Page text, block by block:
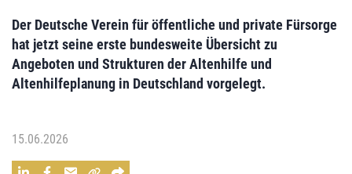
Der Deutsche Verein für öffentliche und private Fürsorge
hat jetzt seine erste bundesweite Übersicht zu
Angeboten und Strukturen der Altenhilfe und
Altenhilfeplanung in Deutschland vorgelegt.
15.06.2026